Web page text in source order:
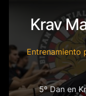
Krav
Entrenamiento
5º Dan en